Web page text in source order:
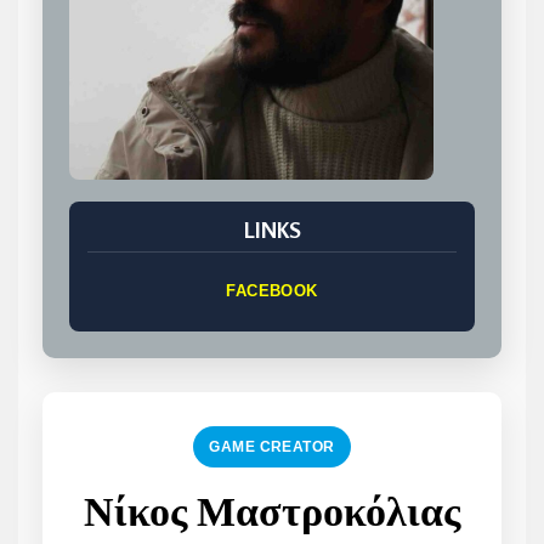
LINKS
FACEBOOK
GAME CREATOR
Νίκος Μαστροκόλιας